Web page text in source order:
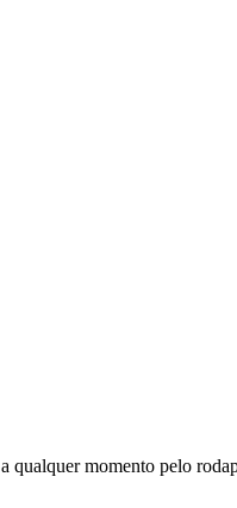
qualquer momento pelo